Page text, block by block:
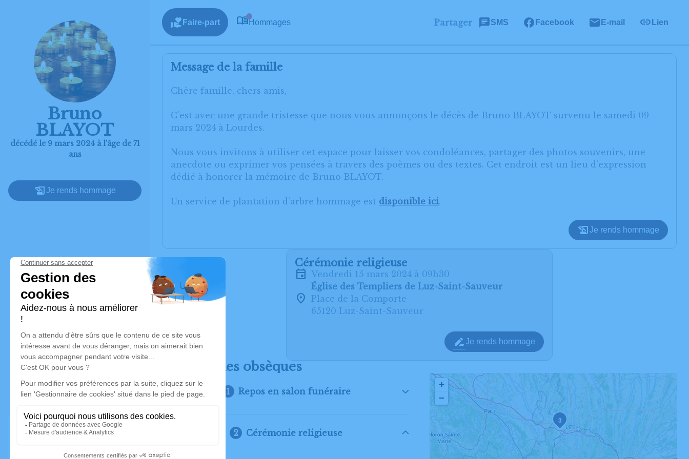
Bruno
BLAYOT
décédé le 9 mars 2024 à l'âge de 71
ans
Je rends hommage
Faire-part Hommages Partager SMS Facebook E-mail Lien
Message de la famille
Chère famille, chers amis,
C’est avec une grande tristesse que nous vous annonçons le décès de Bruno BLAYOT survenu le samedi 09
mars 2024 à Lourdes.
Nous vous invitons à utiliser cet espace pour laisser vos condoléances, partager des photos souvenirs, une
anecdote ou exprimer vos pensées à travers des poèmes ou des textes. Cet endroit est un lieu d'expression
dédié à honorer la mémoire de Bruno BLAYOT.
Un service de plantation d’arbre hommage est disponible ici.
Je rends hommage
Cérémonie religieuse
vendredi 15 mars 2024 à 09h30
Église des Templiers de Luz-Saint-Sauveur
Place de la Comporte
65120 Luz-Saint-Sauveur
Je rends hommage
Déroulé des obsèques
Repos en salon funéraire
Cérémonie religieuse
3
+
−